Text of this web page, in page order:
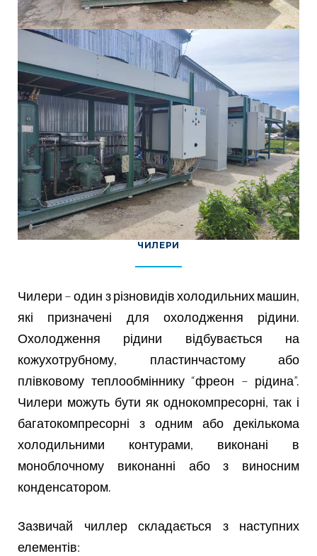
ЧИЛЕРИ
Чилери – один з різновидів холодильних машин,
які призначені для охолодження рідини.
Охолодження рідини відбувається на
кожухотрубному, пластинчастому або
плівковому теплообміннику “фреон – рідина”.
Чилери можуть бути як однокомпресорні, так і
багатокомпресорні з одним або декількома
холодильними контурами, виконані в
моноблочному виконанні або з виносним
конденсатором.
Зазвичай чиллер складається з наступних
елементів: